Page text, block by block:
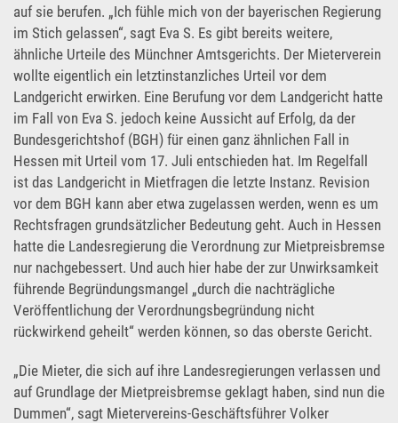
auf sie berufen. „Ich fühle mich von der bayerischen Regierung
im Stich gelassen“, sagt Eva S. Es gibt bereits weitere,
ähnliche Urteile des Münchner Amtsgerichts. Der Mieterverein
wollte eigentlich ein letztinstanzliches Urteil vor dem
Landgericht erwirken. Eine Berufung vor dem Landgericht hatte
im Fall von Eva S. jedoch keine Aussicht auf Erfolg, da der
Bundesgerichtshof (BGH) für einen ganz ähnlichen Fall in
Hessen mit Urteil vom 17. Juli entschieden hat. Im Regelfall
ist das Landgericht in Mietfragen die letzte Instanz. Revision
vor dem BGH kann aber etwa zugelassen werden, wenn es um
Rechtsfragen grundsätzlicher Bedeutung geht. Auch in Hessen
hatte die Landesregierung die Verordnung zur Mietpreisbremse
nur nachgebessert. Und auch hier habe der zur Unwirksamkeit
führende Begründungsmangel „durch die nachträgliche
Veröffentlichung der Verordnungsbegründung nicht
rückwirkend geheilt“ werden können, so das oberste Gericht.
„Die Mieter, die sich auf ihre Landesregierungen verlassen und
auf Grundlage der Mietpreisbremse geklagt haben, sind nun die
Dummen“, sagt Mietervereins-Geschäftsführer Volker